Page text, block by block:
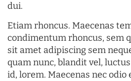
dui.
Etiam rhoncus. Maecenas
condimentum rhoncus, sem
sit amet adipiscing sem
quam nunc, blandit vel,
id, lorem. Maecenas nec